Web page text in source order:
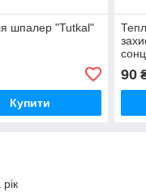
шпалер "Tutkal"
Купити
90